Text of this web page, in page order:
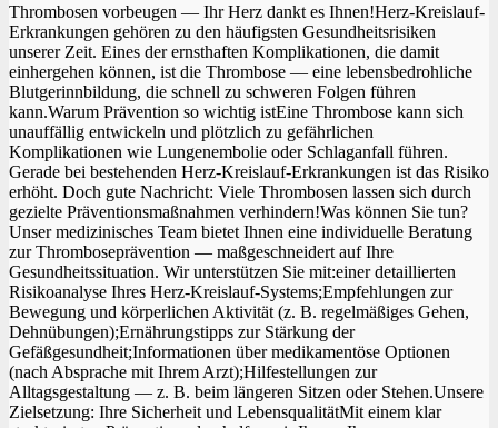
Thrombosen vorbeugen — Ihr Herz dankt es Ihnen!Herz-Kreislauf-
Erkrankungen gehören zu den häufigsten Gesundheitsrisiken
unserer Zeit. Eines der ernsthaften Komplikationen, die damit
einhergehen können, ist die Thrombose — eine lebensbedrohliche
Blutgerinnbildung, die schnell zu schweren Folgen führen
kann.Warum Prävention so wichtig istEine Thrombose kann sich
unauffällig entwickeln und plötzlich zu gefährlichen
Komplikationen wie Lungenembolie oder Schlaganfall führen.
Gerade bei bestehenden Herz-Kreislauf-Erkrankungen ist das Risiko
erhöht. Doch gute Nachricht: Viele Thrombosen lassen sich durch
gezielte Präventionsmaßnahmen verhindern!Was können Sie tun?
Unser medizinisches Team bietet Ihnen eine individuelle Beratung
zur Thromboseprävention — maßgeschneidert auf Ihre
Gesundheitssituation. Wir unterstützen Sie mit:einer detaillierten
Risikoanalyse Ihres Herz-Kreislauf‑Systems;Empfehlungen zur
Bewegung und körperlichen Aktivität (z. B. regelmäßiges Gehen,
Dehnübungen);Ernährungstipps zur Stärkung der
Gefäßgesundheit;Informationen über medikamentöse Optionen
(nach Absprache mit Ihrem Arzt);Hilfestellungen zur
Alltagsgestaltung — z. B. beim längeren Sitzen oder Stehen.Unsere
Zielsetzung: Ihre Sicherheit und LebensqualitätMit einem klar